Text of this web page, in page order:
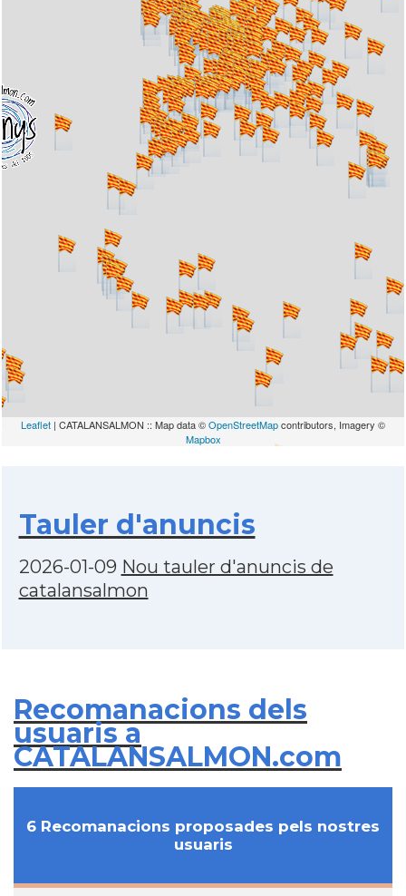
Leaflet | CATALANSALMON :: Map data ©OpenStreetMapcontributors, Imagery ©
Mapbox
Tauler d'anuncis
2026-01-09 Nou tauler d'anuncis de
catalansalmon
Recomanacions dels
usuaris a
CATALANSALMON.com
6 Recomanacions proposades pels nostres
usuaris